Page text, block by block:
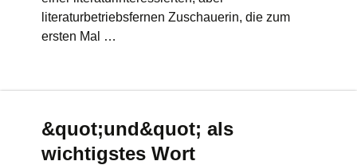
literaturbetriebsfernen Zuschauerin, die zum
ersten Mal …
&quot;und&quot; als
wichtigstes Wort